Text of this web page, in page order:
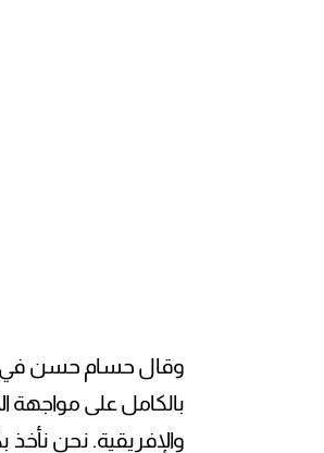
وقال حسام حسن في
بالكامل على مواجهة
والإفريقية. نحن